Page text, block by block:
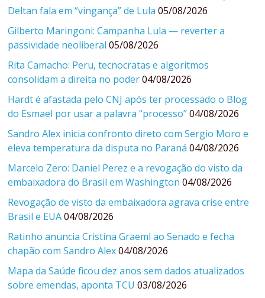
Deltan fala em “vingança” de Lula 05/08/2026
Gilberto Maringoni: Campanha Lula — reverter a
passividade neoliberal 05/08/2026
Rita Camacho: Peru, tecnocratas e algoritmos
consolidam a direita no poder 04/08/2026
Hardt é afastada pelo CNJ após ter processado o Blog
do Esmael por usar a palavra “processo” 04/08/2026
Sandro Alex inicia confronto direto com Sergio Moro e
eleva temperatura da disputa no Paraná 04/08/2026
Marcelo Zero: Daniel Perez e a revogação do visto da
embaixadora do Brasil em Washington 04/08/2026
Revogação de visto da embaixadora agrava crise entre
Brasil e EUA 04/08/2026
Ratinho anuncia Cristina Graeml ao Senado e fecha
chapão com Sandro Alex 04/08/2026
Mapa da Saúde ficou dez anos sem dados atualizados
sobre emendas, aponta TCU 03/08/2026